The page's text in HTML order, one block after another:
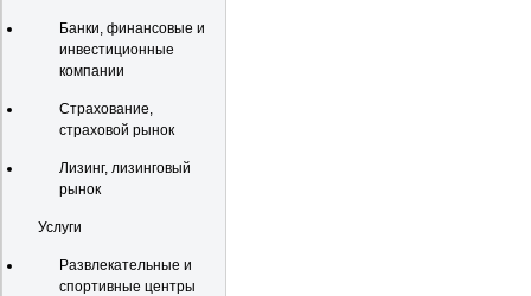
Банки, финансовые и
инвестиционные
компании
Страхование,
страховой рынок
Лизинг, лизинговый
рынок
Услуги
Развлекательные и
спортивные центры